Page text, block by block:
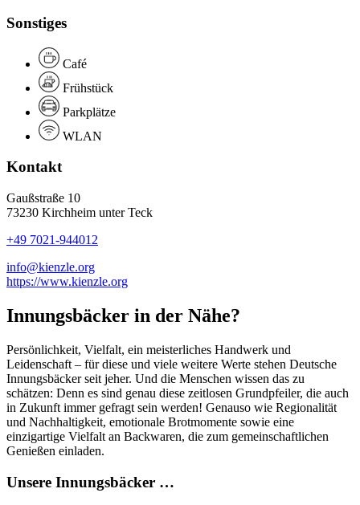
Sonstiges
Café
Frühstück
Parkplätze
WLAN
Kontakt
Gaußstraße 10
73230 Kirchheim unter Teck
+49 7021-944012
info@kienzle.org
https://www.kienzle.org
Innungsbäcker in der Nähe?
Persönlichkeit, Vielfalt, ein meisterliches Handwerk und
Leidenschaft – für diese und viele weitere Werte stehen Deutsche
Innungsbäcker seit jeher. Und die Menschen wissen das zu
schätzen: Denn es sind genau diese zeitlosen Grundpfeiler, die auch
in Zukunft immer gefragt sein werden! Genauso wie Regionalität
und Nachhaltigkeit, emotionale Brotmomente sowie eine
einzigartige Vielfalt an Backwaren, die zum gemeinschaftlichen
Genießen einladen.
Unsere Innungsbäcker …